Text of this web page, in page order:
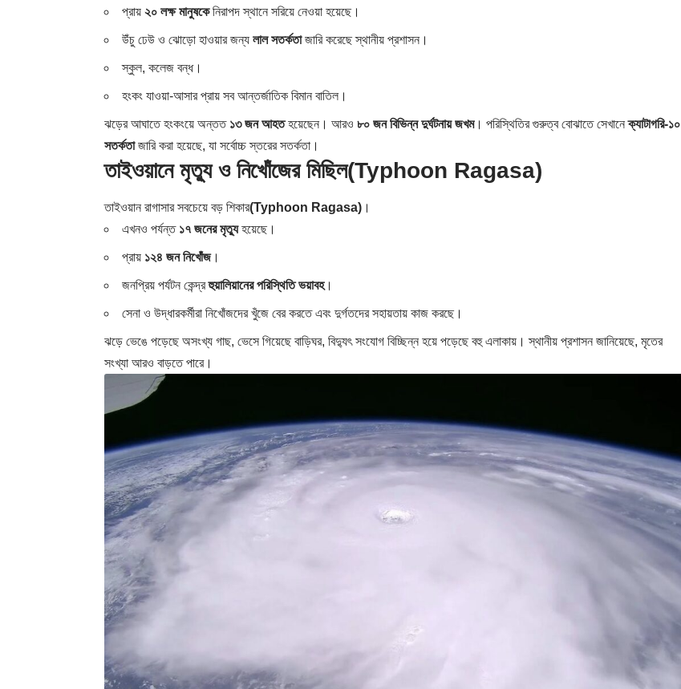
প্রায় ২০ লক্ষ মানুষকেনিরাপদ স্থানে সরিয়ে নেওয়া হয়েছে।
উঁচু ঢেউ ও ঝোড়ো হাওয়ার জন্য লাল সতর্কতাজারি করেছে স্থানীয় প্রশাসন।
স্কুল, কলেজ বন্ধ।
হংকং যাওয়া-আসার প্রায় সব আন্তর্জাতিক বিমান বাতিল।
ঝড়ের আঘাতে হংকংয়ে অন্তত ১৩ জন আহতহয়েছেন। আরও ৮০ জন বিভিন্ন দুর্ঘটনায় জখম। পরিস্থিতির গুরুত্ব বোঝাতে সেখানেক্যাটাগরি-১০
সতর্কতাজারি করা হয়েছে, যা সর্বোচ্চ স্তরের সতর্কতা।
তাইওয়ানে মৃত্যু ও নিখোঁজের মিছিল(Typhoon Ragasa)
তাইওয়ান রাগাসার সবচেয়ে বড় শিকার(Typhoon Ragasa) ।
এখনও পর্যন্ত ১৭ জনের মৃত্যুহয়েছে।
প্রায় ১২৪ জন নিখোঁজ।
জনপ্রিয় পর্যটন কেন্দ্রহুয়ালিয়ানের পরিস্থিতি ভয়াবহ।
সেনা ও উদ্ধারকর্মীরা নিখোঁজদের খুঁজে বের করতে এবং দুর্গতদের সহায়তায় কাজ করছে।
ঝড়ে ভেঙে পড়েছে অসংখ্য গাছ, ভেসে গিয়েছে বাড়িঘর, বিদ্যুৎ সংযোগ বিচ্ছিন্ন হয়ে পড়েছে বহু এলাকায়। স্থানীয় প্রশাসন জানিয়েছে, মৃতের
সংখ্যা আরও বাড়তে পারে।